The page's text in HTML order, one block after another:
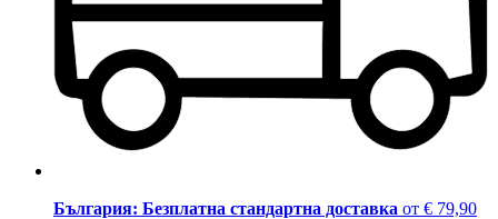
България: Безплатна стандартна доставка от € 79,90